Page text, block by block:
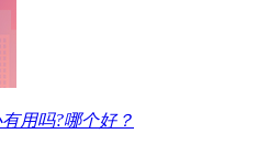
用吗?哪个好？